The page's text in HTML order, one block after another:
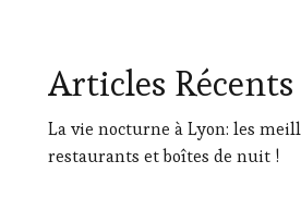
Articles Récents
La vie nocturne à Lyon: les
restaurants et boîtes de nuit !